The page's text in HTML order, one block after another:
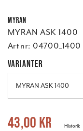
Myran
MYRAN ASK 1400
Art nr: 04700_1400
VARIANTER
MYRAN ASK 1400
Nuvarande pris:
43,00 kr Historik